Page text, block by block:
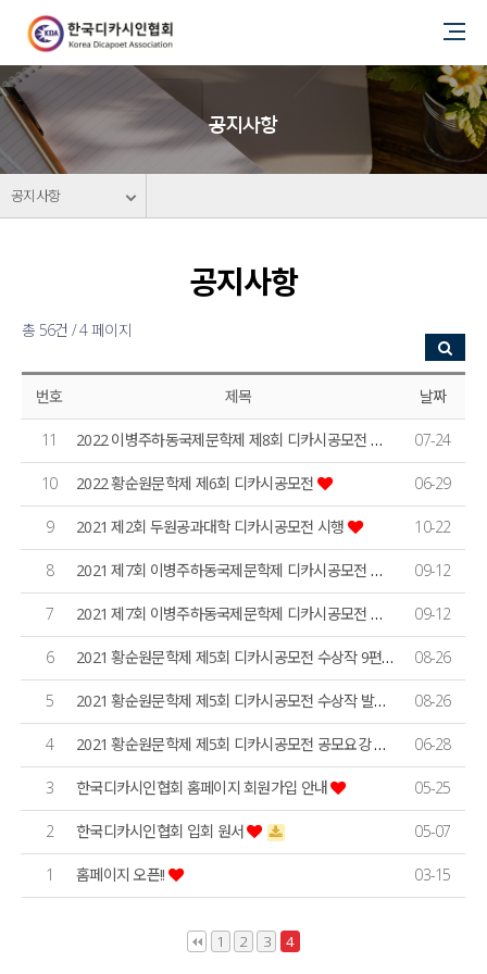
공지사항
공지사항
공지사항
총 56건 / 4 페이지
번호 제목 날짜
11 2022 이병주하동국제문학제 제8회 디카시공모전 안내 07-24
10 2022 황순원문학제 제6회 디카시공모전 06-29
9 2021 제2회 두원공과대학 디카시공모전 시행 10-22
8 2021 제7회 이병주하동국제문학제 디카시공모전 수상작 9편 09-12
7 2021 제7회 이병주하동국제문학제 디카시공모전 수상작 발표 09-12
6 2021 황순원문학제 제5회 디카시공모전 수상작 9편 08-26
5 2021 황순원문학제 제5회 디카시공모전 수상작 발표 08-26
4 2021 황순원문학제 제5회 디카시공모전 공모요강 안내 06-28
3 한국디카시인협회 홈페이지 회원가입 안내 05-25
2 한국디카시인협회 입회 원서 05-07
1 홈페이지 오픈!! 03-15
1 2 3 4